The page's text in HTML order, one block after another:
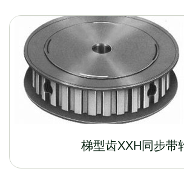
梯型齿XXH同步带